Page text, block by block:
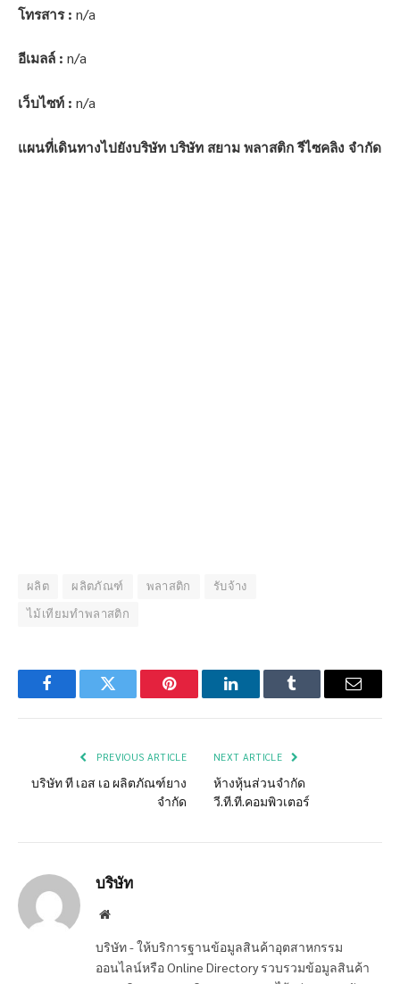
โทรสาร : n/a
อีเมลล์ : n/a
เว็บไซท์ : n/a
แผนที่เดินทางไปยังบริษัท บริษัท สยาม พลาสติก รีไซคลิง จำกัด
ผลิต ผลิตภัณฑ์ พลาสติก
รับจ้าง
ไม้เทียมทำพลาสติก
FacebookTwitter Pinterest LinkedInTumblr Email
PREVIOUS ARTICLE
บริษัท ที เอส เอ ผลิตภัณฑ์ยาง
จำกัด
NEXT ARTICLE
ห้างหุ้นส่วนจำกัด
วี.ที.ที.คอมพิวเตอร์
บริษัท
Website
บริษัท - ให้บริการฐานข้อมูลสินค้าอุตสาหกรรม
ออนไลน์หรือ Online Directory รวบรวมข้อมูลสินค้า